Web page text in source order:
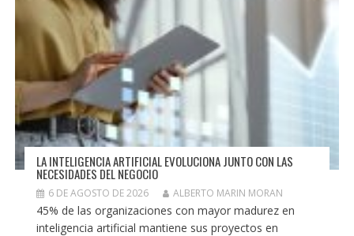
LA INTELIGENCIA ARTIFICIAL EVOLUCIONA JUNTO CON LAS
NECESIDADES DEL NEGOCIO
6 DE AGOSTO DE 2026 ALBERTO MARIN MORAN
45% de las organizaciones con mayor madurez en
inteligencia artificial mantiene sus proyectos en